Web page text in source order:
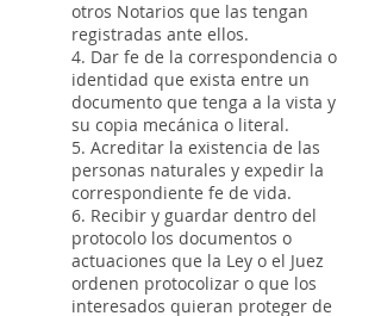
otros Notarios que las tengan
registradas ante ellos.
4. Dar fe de la correspondencia o
identidad que exista entre un
documento que tenga a la vista y
su copia mecánica o literal.
5. Acreditar la existencia de las
personas naturales y expedir la
correspondiente fe de vida.
6. Recibir y guardar dentro del
protocolo los documentos o
actuaciones que la Ley o el Juez
ordenen protocolizar o que los
interesados quieran proteger de